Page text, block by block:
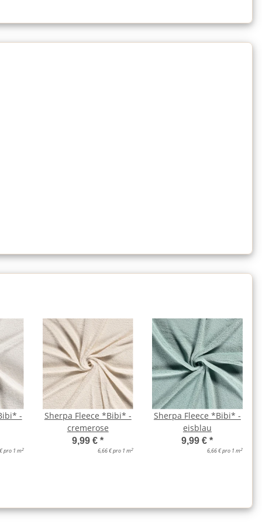
-
pro 1 m2
Sherpa Fleece *Bibi* -
cremerose
9,99 €*
6,66 € pro 1 m2
Sherpa Fleece *Bibi* -
eisblau
9,99 €*
6,66 € pro 1 m2